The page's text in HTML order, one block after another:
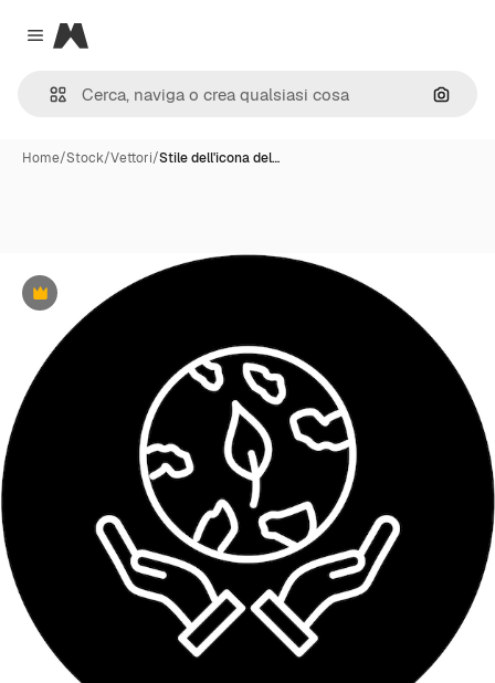
Close menu
Magnific
Cerca
Home/Stock/Vettori/Stile dell'icona del…
Premium